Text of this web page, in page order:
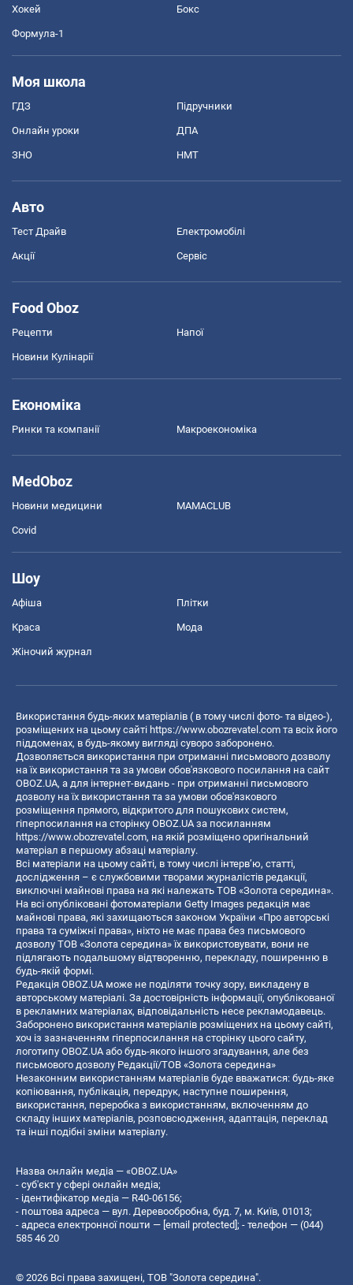
Хокей Бокс
Формула-1
Моя школа
ГДЗ Підручники
Онлайн уроки ДПА
ЗНО НМТ
Авто
Тест Драйв Електромобілі
Акції Сервіс
Food Oboz
Рецепти Напої
Новини Кулінарії
Економіка
Ринки та компанії Макроекономіка
MedOboz
Новини медицини MAMACLUB
Covid
Шоу
Афіша Плітки
Краса Мода
Жіночий журнал
Використання будь-яких матеріалів ( в тому числі фото- та відео-),
розміщених на цьому сайті https://www.obozrevatel.com та всіх його
піддоменах, в будь-якому вигляді суворо заборонено.
Дозволяється використання при отриманні письмового дозволу
на їх використання та за умови обов'язкового посилання на сайт
OBOZ.UA, а для інтернет-видань - при отриманні письмового
дозволу на їх використання та за умови обов'язкового
розміщення прямого, відкритого для пошукових систем,
гіперпосилання на сторінку OBOZ.UA за посиланням
https://www.obozrevatel.com, на якій розміщено оригінальний
матеріал в першому абзаці матеріалу.
Всі матеріали на цьому сайті, в тому числі інтерв’ю, статті,
дослідження – є службовими творами журналістів редакції,
виключні майнові права на які належать ТОВ «Золота середина».
На всі опубліковані фотоматеріали Getty Images редакція має
майнові права, які захищаються законом України «Про авторські
права та суміжні права», ніхто не має права без письмового
дозволу ТОВ «Золота середина» їх використовувати, вони не
підлягають подальшому відтворенню, перекладу, поширенню в
будь-якій формі.
Редакція OBOZ.UA може не поділяти точку зору, викладену в
авторському матеріалі. За достовірність інформації, опублікованої
в рекламних матеріалах, відповідальність несе рекламодавець.
Заборонено використання матеріалів розміщених на цьому сайті,
хоч із зазначенням гіперпосилання на сторінку цього сайту,
логотипу OBOZ.UA або будь-якого іншого згадування, але без
письмового дозволу Редакції/ТОВ «Золота середина»
Незаконним використанням матеріалів буде вважатися: будь-яке
копiювання, публiкацiя, передрук, наступне поширення,
використання, переробка з використанням, включенням до
складу інших матеріалів, розповсюдження, адаптація, переклад
та інші подібні зміни матеріалу.
Назва онлайн медіа — «OBOZ.UA»
- суб'єкт у сфері онлайн медіа;
- ідентифікатор медіа — R40-06156;
- поштова адреса — вул. Деревообробна, буд. 7, м. Київ, 01013;
- адреса електронної пошти — [email protected]; - телефон — (044)
585 46 20
© 2026 Всі права захищені, ТОВ "Золота середина".